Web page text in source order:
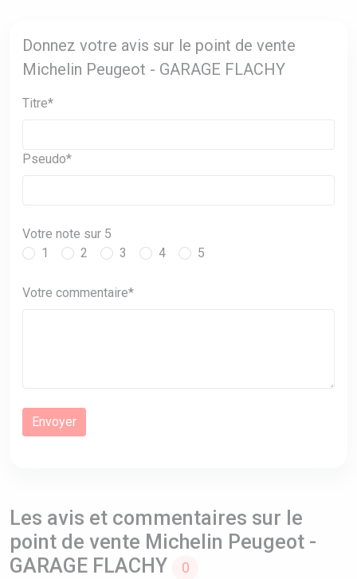
Donnez votre avis sur le point de vente
Michelin Peugeot - GARAGE FLACHY
Titre*
Pseudo*
Votre note sur 5
1
2 3 4 5
Votre commentaire*
Les avis et commentaires sur le
point de vente Michelin Peugeot -
GARAGE FLACHY
0